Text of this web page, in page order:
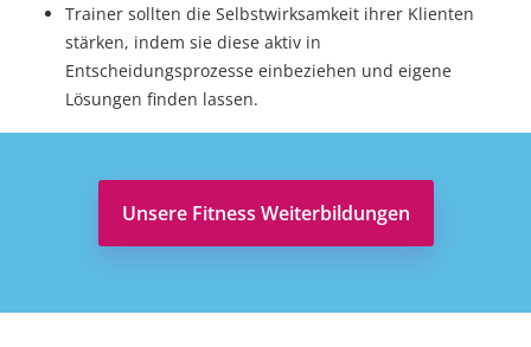
Trainer sollten die Selbstwirksamkeit ihrer Klienten
stärken, indem sie diese aktiv in
Entscheidungsprozesse einbeziehen und eigene
Lösungen finden lassen.
Unsere Fitness Weiterbildungen